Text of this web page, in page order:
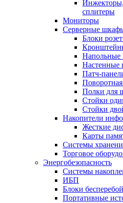
сплитеры
Мониторы
Серверные
Блоки
Патч-
Полки для
Стойки
Стойки
Накопители
Жесткие
Карты
Системы
Торговое
Энергобезопасность
Системы
ИБП
Блоки
Портативные